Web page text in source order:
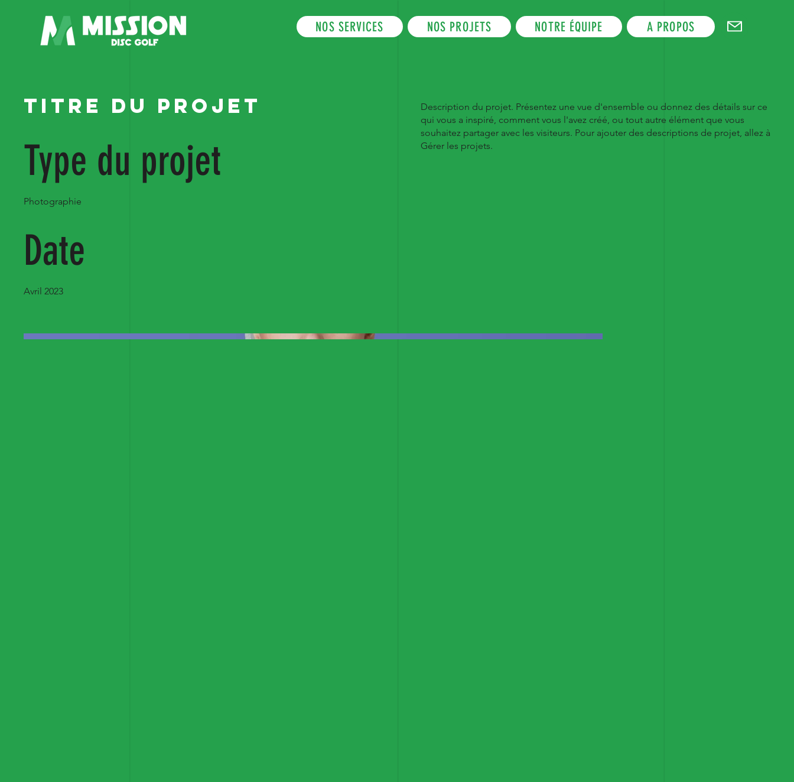
NOS SERVICES NOS PROJETS NOTRE ÉQUIPE A PROPOS
Titre du projet
Type du projet
Photographie
Date
Avril 2023
Description du projet. Présentez une vue d'ensemble ou donnez des détails sur ce
qui vous a inspiré, comment vous l'avez créé, ou tout autre élément que vous
souhaitez partager avec les visiteurs. Pour ajouter des descriptions de projet, allez à
Gérer les projets.